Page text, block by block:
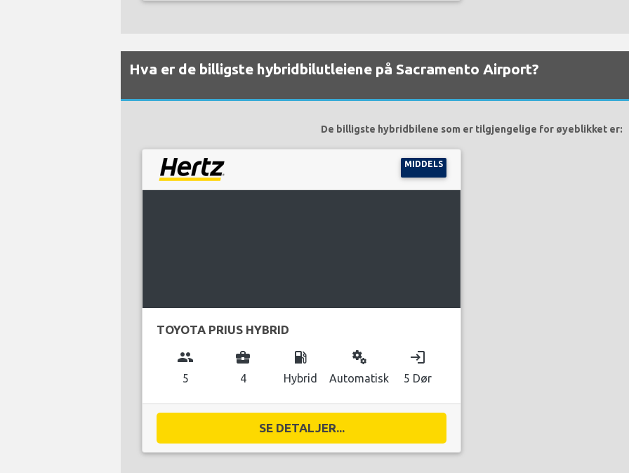
Hva er de billigste hybridbilutleiene på Sacramento Airport?
De billigste hybridbilene som er tilgjengelige for øyeblikket er:
MIDDELS
TOYOTA PRIUS HYBRID
group
5
business_center
4
local_gas_station
Hybrid
miscellaneous_services
Automatisk
login
5 Dør
SE DETALJER...